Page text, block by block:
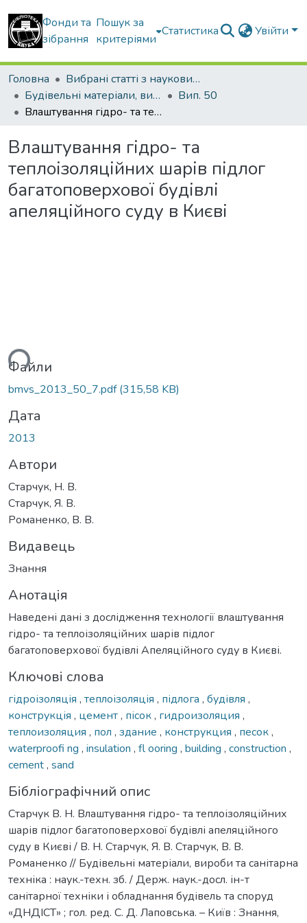
Фонди та
зібрання
Пошук за
критеріями
Статистика Увійти
Головна
Вибрані статті з наукових збірників КНУБА
Будівельні матеріали, вироби та санітарна техніка
Вип. 50
Влаштування гідро- та теплоізоляційних шарів підлог багатоповерхової будівлі апеляційного суду в Києві
Влаштування гідро- та
теплоізоляційних шарів підлог
багатоповерхової будівлі
апеляційного суду в Києві
Файли
bmvs_2013_50_7.pdf(315,58 KB)
Дата
2013
Автори
Старчук, Н. В.
Старчук, Я. В.
Романенко, В. В.
Видавець
Знання
Анотація
Наведені дані з дослідження технології влаштування
гідро- та теплоізоляційних шарів підлог
багатоповерхової будівлі Апеляційного суду в Києві.
Ключові слова
гідроізоляція , теплоізоляція , підлога , будівля ,
конструкція , цемент, пісок, гидроизоляция ,
теплоизоляция , пол , здание , конструкция , песок,
waterproofi ng , insulation , fl ooring , building , construction ,
cement, sand
Бібліографічний опис
Старчук В. Н. Влаштування гідро- та теплоізоляційних
шарів підлог багатоповерхової будівлі апеляційного
суду в Києві / В. Н. Старчук, Я. В. Старчук, В. В.
Романенко // Будівельні матеріали, вироби та санітарна
техніка : наук.-техн. зб. / Держ. наук.-досл. ін-т
санітарної техніки і обладнання будівель та споруд
«ДНДІСТ» ; гол. ред. С. Д. Лаповська. – Київ : Знання,